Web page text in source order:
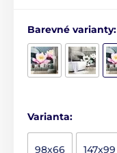
Barevné varianty:
Varianta:
98x66 147x99